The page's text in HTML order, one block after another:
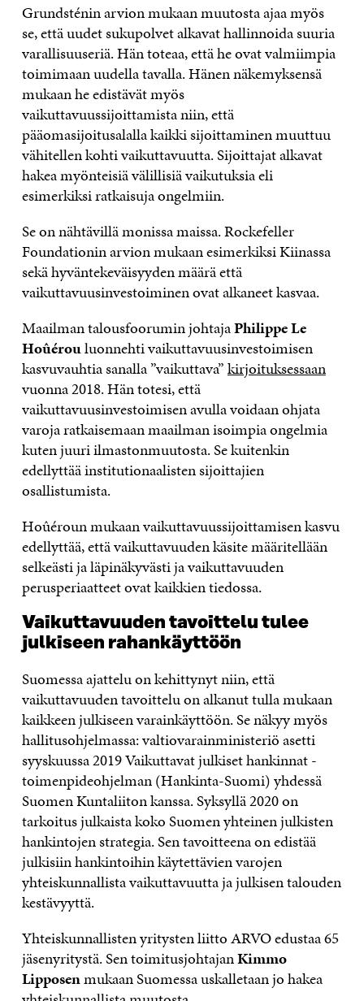
Grundsténin arvion mukaan muutosta ajaa myös
se, että uudet sukupolvet alkavat hallinnoida suuria
varallisuuseriä. Hän toteaa, että he ovat valmiimpia
toimimaan uudella tavalla. Hänen näkemyksensä
mukaan he edistävät myös
vaikuttavuussijoittamista niin, että
pääomasijoitusalalla kaikki sijoittaminen muuttuu
vähitellen kohti vaikuttavuutta. Sijoittajat alkavat
hakea myönteisiä välillisiä vaikutuksia eli
esimerkiksi ratkaisuja ongelmiin.
Se on nähtävillä monissa maissa. Rockefeller
Foundationin arvion mukaan esimerkiksi Kiinassa
sekä hyväntekeväisyyden määrä että
vaikuttavuusinvestoiminen ovat alkaneet kasvaa.
Maailman talousfoorumin johtajaPhilippe Le
Hoûérouluonnehti vaikuttavuusinvestoimisen
kasvuvauhtia sanalla ”vaikuttava”kirjoituksessaan
vuonna 2018. Hän totesi, että
vaikuttavuusinvestoimisen avulla voidaan ohjata
varoja ratkaisemaan maailman isoimpia ongelmia
kuten juuri ilmastonmuutosta. Se kuitenkin
edellyttää institutionaalisten sijoittajien
osallistumista.
Hoûéroun mukaan vaikuttavuussijoittamisen kasvu
edellyttää, että vaikuttavuuden käsite määritellään
selkeästi ja läpinäkyvästi ja vaikuttavuuden
perusperiaatteet ovat kaikkien tiedossa.
Vaikuttavuuden tavoittelu tulee
julkiseen rahankäyttöön
Suomessa ajattelu on kehittynyt niin, että
vaikuttavuuden tavoittelu on alkanut tulla mukaan
kaikkeen julkiseen varainkäyttöön. Se näkyy myös
hallitusohjelmassa: valtiovarainministeriö asetti
syyskuussa 2019 Vaikuttavat julkiset hankinnat -
toimenpideohjelman (Hankinta-Suomi) yhdessä
Suomen Kuntaliiton kanssa. Syksyllä 2020 on
tarkoitus julkaista koko Suomen yhteinen julkisten
hankintojen strategia. Sen tavoitteena on edistää
julkisiin hankintoihin käytettävien varojen
yhteiskunnallista vaikuttavuutta ja julkisen talouden
kestävyyttä.
Yhteiskunnallisten yritysten liitto ARVO edustaa 65
jäsenyritystä. Sen toimitusjohtajanKimmo
Lipposenmukaan Suomessa uskalletaan jo hakea